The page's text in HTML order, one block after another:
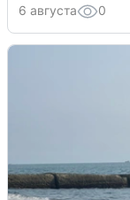
6 августа 0